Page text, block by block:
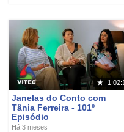
Janelas do Conto com
Tânia Ferreira - 101º
Episódio
Há 3 meses